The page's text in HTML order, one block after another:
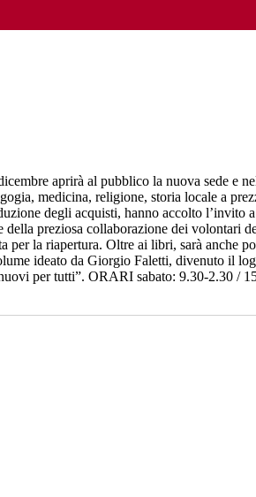
aprirà al pubblico la nuova sede e
medicina, religione, storia locale a
degli acquisti, hanno accolto l’invito a
della preziosa collaborazione dei volontari
la riapertura. Oltre ai libri, sarà anche
ideato da Giorgio Faletti, divenuto il
per tutti”. ORARI sabato: 9.30-2.30 /